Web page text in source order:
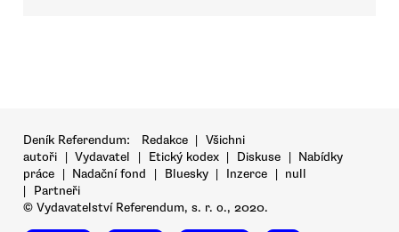
Deník Referendum: Redakce | Všichni
autoři | Vydavatel | Etický kodex | Diskuse | Nabídky
práce | Nadační fond | Bluesky | Inzerce | null
|
Partneři
© Vydavatelství Referendum, s. r. o., 2020.